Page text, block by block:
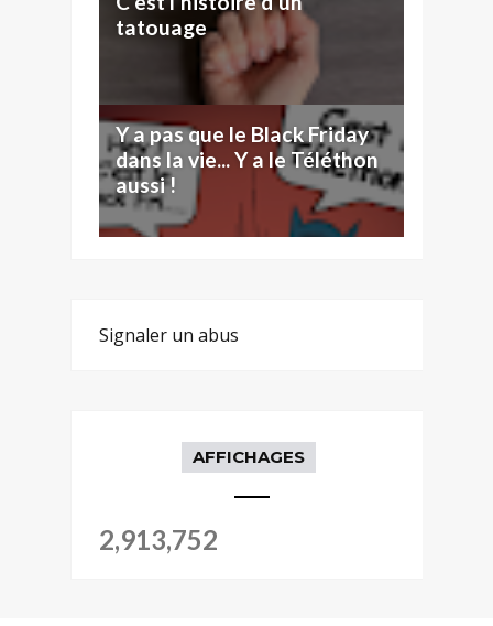
tatouage
Y a pas que le Black Friday
dans la vie... Y a le Téléthon
aussi !
Signaler un abus
AFFICHAGES
2,913,752